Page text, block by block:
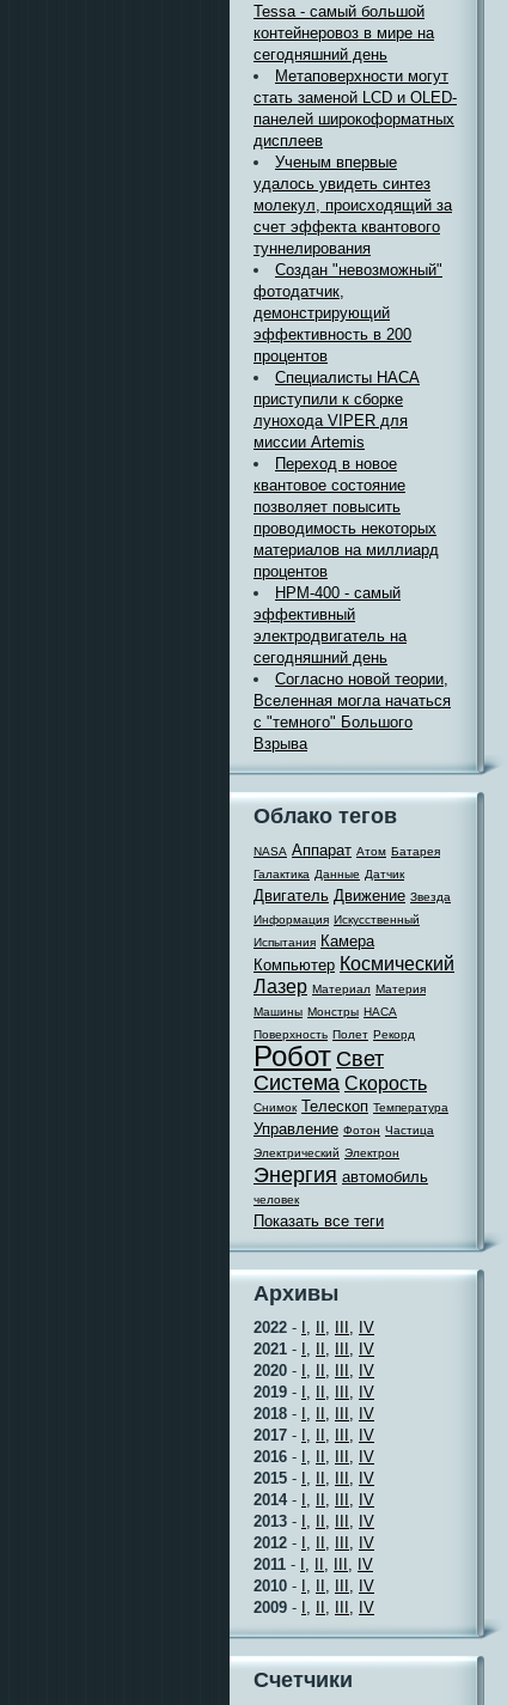
Tessa - самый большой
контейнеровоз в мире на
сегодняшний день
Метаповерхности могут
стать заменой LCD и OLED-
панелей широкоформатных
дисплеев
Ученым впервые
удалось увидеть синтез
молекул, происходящий за
счет эффекта квантового
туннелирования
Создан "невозможный"
фотодатчик,
демонстрирующий
эффективность в 200
процентов
Специалисты НАСА
приступили к сборке
лунохода VIPER для
миссии Artemis
Переход в новое
квантовое состояние
позволяет повысить
проводимость некоторых
материалов на миллиард
процентов
HPM-400 - самый
эффективный
электродвигатель на
сегодняшний день
Согласно новой теории,
Вселенная могла начаться
с "темного" Большого
Взрыва
Облако тегов
NASA Аппарат Атом Батарея
Галактика Данные Датчик
Двигатель Движение Звезда
Информация Искусственный
Испытания Камера
Компьютер Космический
Лазер Материал Материя
Машины Монстры НАСА
Поверхность Полет Рекорд
Робот Свет
Система Скорость
Снимок Телескоп Температура
Управление Фотон Частица
Электрический Электрон
Энергия автомобиль
человек
Показать все теги
Архивы
2022 - I, II, III, IV
2021 - I, II, III, IV
2020 - I, II, III, IV
2019 - I, II, III, IV
2018 - I, II, III, IV
2017 - I, II, III, IV
2016 - I, II, III, IV
2015 - I, II, III, IV
2014- I, II, III, IV
2013 - I, II, III, IV
2012 - I, II, III, IV
2011 - I, II, III, IV
2010 - I, II, III, IV
2009 - I, II, III, IV
Счетчики